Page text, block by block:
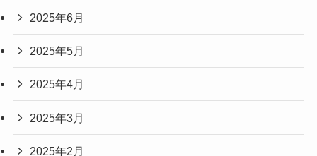
2025年6月
2025年5月
2025年4月
2025年3月
2025年2月